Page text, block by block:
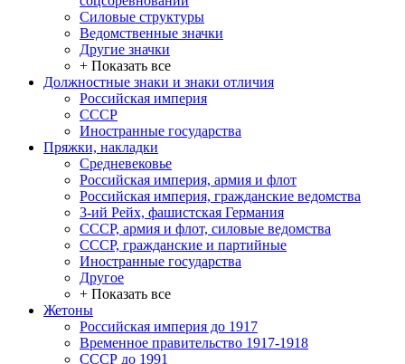
Силовые структуры
Ведомственные значки
Другие значки
+ Показать все
Должностные знаки и знаки отличия
Российская империя
СССР
Иностранные государства
Пряжки, накладки
Средневековье
Российская империя, армия и флот
Российская империя, гражданские ведомства
3-ий Рейх, фашистская Германия
СССР, армия и флот, силовые ведомства
СССР, гражданские и партийные
Иностранные государства
Другое
+ Показать все
Жетоны
Российская империя до 1917
Временное правительство 1917-1918
СССР до 1991